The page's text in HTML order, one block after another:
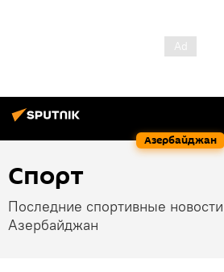
Азербайджан
Спорт
Последние спортивные
Азербайджан